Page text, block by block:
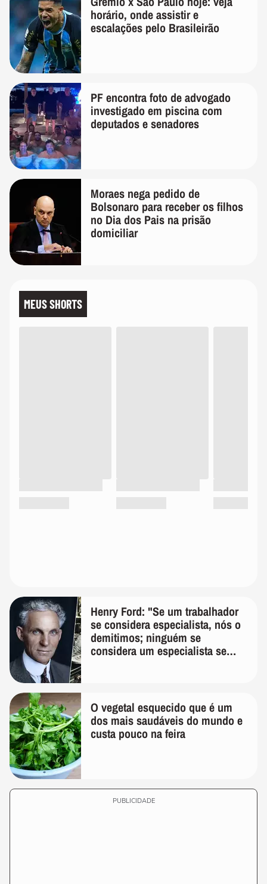
horário, onde assistir e
escalações pelo Brasileirão
PF encontra foto de advogado
investigado em piscina com
deputados e senadores
Moraes nega pedido de
Bolsonaro para receber os filhos
no Dia dos Pais na prisão
domiciliar
MEUS SHORTS
Henry Ford: "Se um trabalhador
se considera especialista, nós o
demitimos; ninguém se
considera um especialista se
O vegetal esquecido que é um
dos mais saudáveis do mundo e
custa pouco na feira
PUBLICIDADE